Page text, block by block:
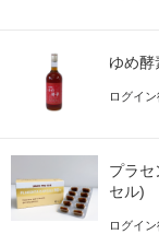
ゆめ
ログイ
プラ
セル)
ログイ